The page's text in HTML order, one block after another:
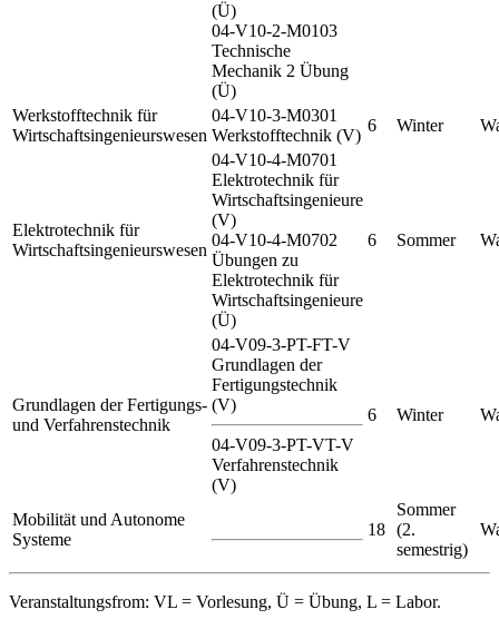
(Ü)
04-V10-2-M0103
Technische
Mechanik 2 Übung
(Ü)
Werkstofftechnik für
Wirtschaftsingenieurswesen
04-V10-3-M0301
Werkstofftechnik (V)
6 Winter
Elektrotechnik für
Wirtschaftsingenieurswesen
04-V10-4-M0701
Elektrotechnik für
Wirtschaftsingenieure
(V)
04-V10-4-M0702
Übungen zu
Elektrotechnik für
Wirtschaftsingenieure
(Ü)
6 Sommer
Grundlagen der Fertigungs-
und Verfahrenstechnik
04-V09-3-PT-FT-V
Grundlagen der
Fertigungstechnik
(V)
04-V09-3-PT-VT-V
Verfahrenstechnik
(V)
6 Winter
Mobilität und Autonome
Systeme
18
Sommer
(2.
semestrig)
Veranstaltungsfrom: VL = Vorlesung, Ü = Übung, L = Labor.